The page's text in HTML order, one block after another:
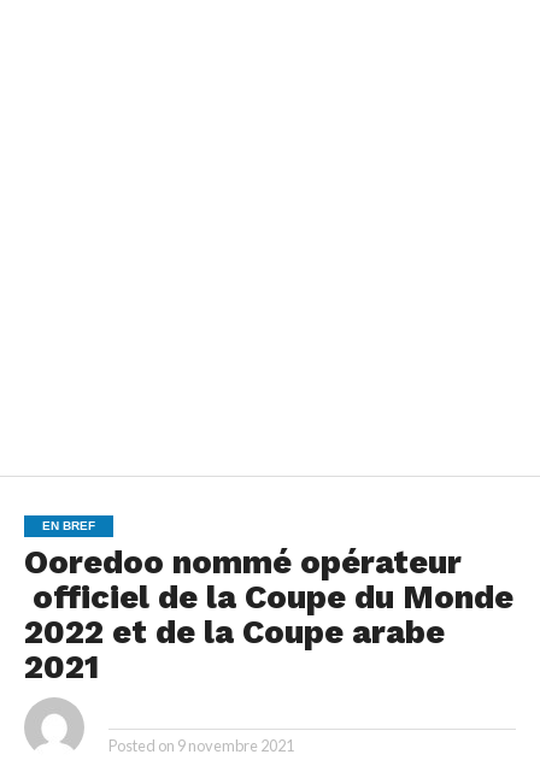
EN BREF
Ooredoo nommé opérateur
officiel de la Coupe du Monde
2022 et de la Coupe arabe
2021
Posted on 9 novembre 2021